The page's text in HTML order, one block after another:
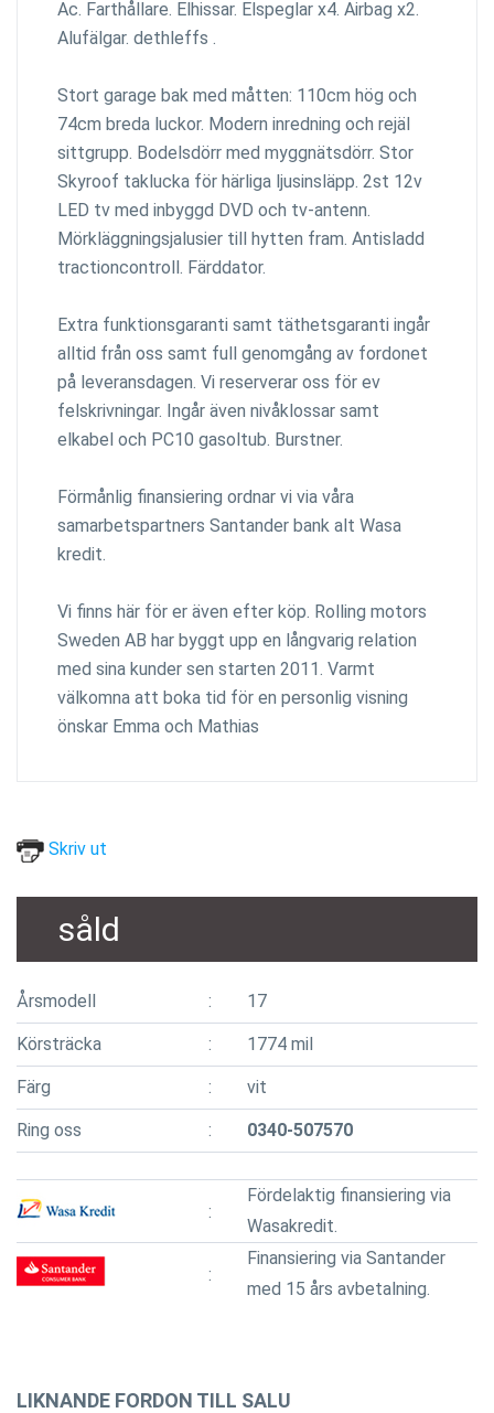
Ac. Farthållare. Elhissar. Elspeglar x4. Airbag x2.
Alufälgar. dethleffs .
Stort garage bak med måtten: 110cm hög och
74cm breda luckor. Modern inredning och rejäl
sittgrupp. Bodelsdörr med myggnätsdörr. Stor
Skyroof taklucka för härliga ljusinsläpp. 2st 12v
LED tv med inbyggd DVD och tv-antenn.
Mörkläggningsjalusier till hytten fram. Antisladd
tractioncontroll. Färddator.
Extra funktionsgaranti samt täthetsgaranti ingår
alltid från oss samt full genomgång av fordonet
på leveransdagen. Vi reserverar oss för ev
felskrivningar. Ingår även nivåklossar samt
elkabel och PC10 gasoltub. Burstner.
Förmånlig finansiering ordnar vi via våra
samarbetspartners Santander bank alt Wasa
kredit.
Vi finns här för er även efter köp. Rolling motors
Sweden AB har byggt upp en långvarig relation
med sina kunder sen starten 2011. Varmt
välkomna att boka tid för en personlig visning
önskar Emma och Mathias
Skriv ut
såld
Årsmodell 17
Körsträcka 1774 mil
Färg vit
Ring oss 0340-507570
Fördelaktig finansiering via
Wasakredit.
Finansiering via Santander
med 15 års avbetalning.
LIKNANDE FORDON TILL SALU